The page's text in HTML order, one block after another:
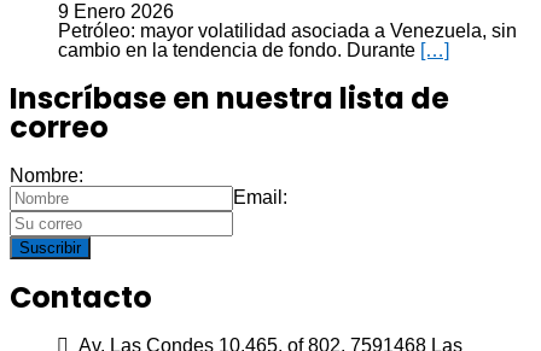
9 Enero 2026
Petróleo: mayor volatilidad asociada a Venezuela, sin
cambio en la tendencia de fondo. Durante […]
Inscríbase en nuestra lista de
correo
Nombre:
Email:
Suscribir
Contacto
Av. Las Condes 10.465, of 802, 7591468 Las